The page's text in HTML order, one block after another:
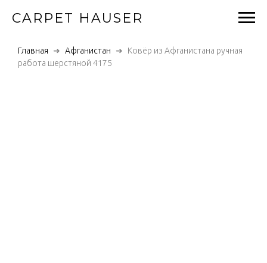
CARPET HAUSER
Главная Афганистан
Ковёр из Афганистана ручная
работа шерстяной 4175